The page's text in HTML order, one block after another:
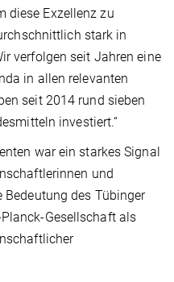
diese Exzellenz zu
stark in
verfolgen seit Jahren eine
in allen relevanten
seit 2014 rund sieben
investiert.“
war ein starkes Signal
und
des Tübinger
Gesellschaft als